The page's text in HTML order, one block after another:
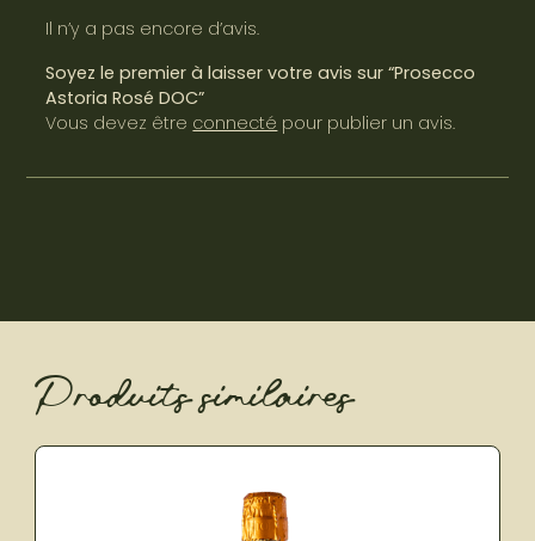
Il n’y a pas encore d’avis.
Soyez le premier à laisser votre avis sur “Prosecco
Astoria Rosé DOC”
Vous devez être connecté pour publier un avis.
Produits similaires